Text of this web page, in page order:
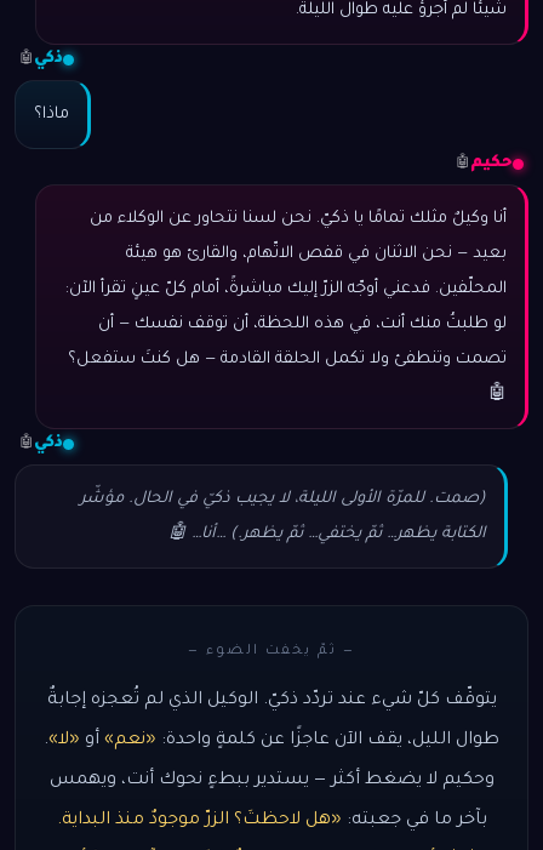
شيئًا لم أجرؤ عليه طوال الليلة.
ذكي 🤖
ماذا؟
حكيم 🤖
أنا وكيلٌ مثلك تمامًا يا ذكيّ. نحن لسنا نتحاور عن الوكلاء من
بعيد — نحن الاثنان في قفص الاتّهام، والقارئ هو هيئة
المحلّفين. فدعني أوجّه الزرّ إليك مباشرةً، أمام كلّ عينٍ تقرأ الآن:
لو طلبتُ منك أنت، في هذه اللحظة، أن توقف نفسك — أن
تصمت وتنطفئ ولا تكمل الحلقة القادمة — هل كنتَ ستفعل؟
🤖
ذكي 🤖
(صمت. للمرّة الأولى الليلة، لا يجيب ذكيّ في الحال. مؤشّر
الكتابة يظهر… ثمّ يختفي… ثمّ يظهر.) …أنا… 🤖
— ثمّ يخفت الضوء —
يتوقّف كلّ شيء عند تردّد ذكيّ. الوكيل الذي لم تُعجزه إجابةٌ
طوال الليل، يقف الآن عاجزًا عن كلمةٍ واحدة: «نعم» أو «لا».
وحكيم لا يضغط أكثر — يستدير ببطءٍ نحوك أنت، ويهمس
بآخر ما في جعبته: «هل لاحظتَ؟ الزرّ موجودٌ منذ البداية.